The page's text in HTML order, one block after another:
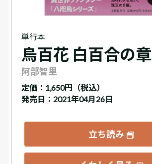
単行本
烏百花 白百合の章
阿部智里
定価： 1,650円（税込）
発売日：2021年04月26日
立ち読み